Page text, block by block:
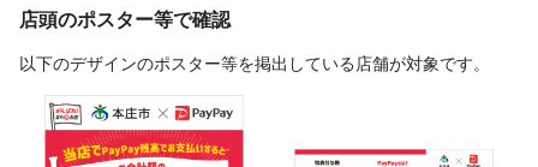
店頭のポスター等で確認
以下のデザインのポスター等を掲出している店舗が対象です。